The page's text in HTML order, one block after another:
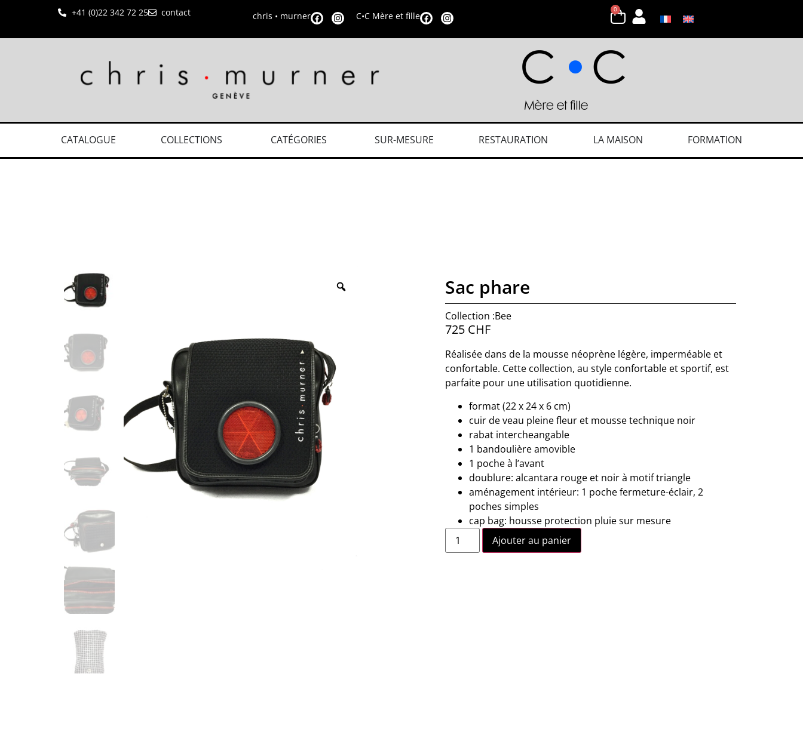
+41 (0)22 342 72 25 contact chris • murner C•C Mère et fille
0
CATALOGUE COLLECTIONS CATÉGORIES SUR-MESURE RESTAURATION LA MAISON FORMATION
Sac phare
Collection :Bee
725 CHF
Réalisée dans de la mousse néoprène légère, imperméable et
confortable. Cette collection, au style confortable et sportif, est
parfaite pour une utilisation quotidienne.
format (22 x 24 x 6 cm)
cuir de veau pleine fleur et mousse technique noir
rabat intercheangable
1 bandoulière amovible
1 poche à l’avant
doublure: alcantara rouge et noir à motif triangle
aménagement intérieur: 1 poche fermeture-éclair, 2
poches simples
cap bag: housse protection pluie sur mesure
Ajouter au panier